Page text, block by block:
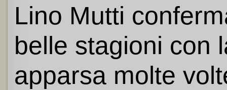
Lino Mutti
belle stagioni con
apparsa molte